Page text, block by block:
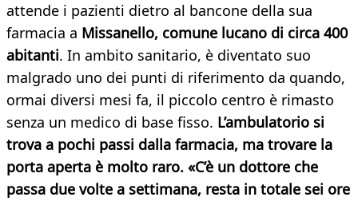
attende i pazienti dietro al bancone della sua
farmacia a Missanello, comune lucano di circa 400
abitanti. In ambito sanitario, è diventato suo
malgrado uno dei punti di riferimento da quando,
ormai diversi mesi fa, il piccolo centro è rimasto
senza un medico di base fisso. L’ambulatorio si
trova a pochi passi dalla farmacia, ma trovare la
porta aperta è molto raro. «C’è un dottore che
passa due volte a settimana, resta in totale sei ore